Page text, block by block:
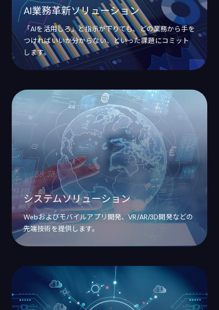
AI業務革新ソリューション
「AIを活用しろ」と指示が下りても、どの業務から手を
つければいいか分からない、といった課題にコミット
します。
システムソリューション
Webおよびモバイルアプリ開発、VR/AR/3D開発などの
先端技術を提供します。